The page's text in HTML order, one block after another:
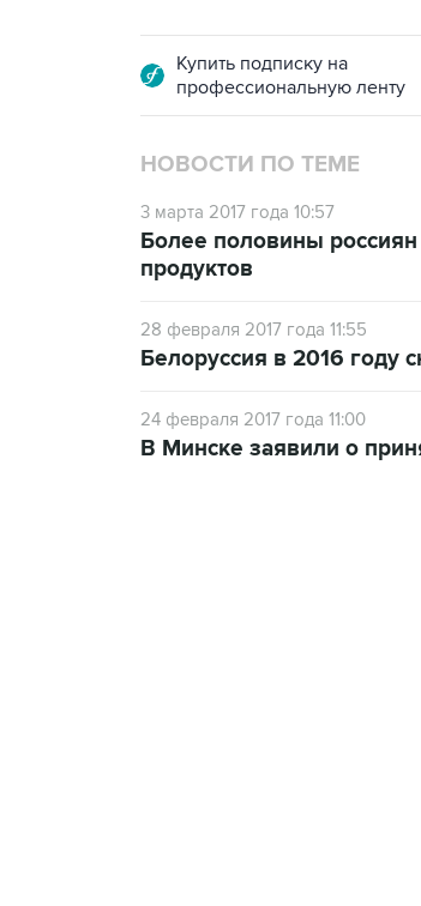
Купить подписку на
профессиональную ленту
НОВОСТИ ПО ТЕМЕ
3 марта 2017 года 10:57
Более половины
продуктов
28 февраля 2017 года 11:55
Белоруссия в 2016 году
24 февраля 2017 года 11:00
В Минске заявили о